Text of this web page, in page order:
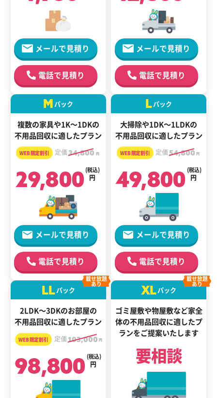
メールで見積り
電話で見積り
メールで見積り
電話で見積り
M パック
複数の家具や1K～1DKの
不用品回収に適したプラン
定価34,800 円
29,800 円
(税込)
メールで見積り
電話で見積り
Lパック
大掃除や1DK～1LDKの
不用品回収に適したプラン
定価54,800 円
49,800 円
(税込)
メールで見積り
電話で見積り
LLパック
2LDK～3DKのお部屋の
不用品回収に適したプラン
載せ放題
あり
定価103,000 円
98,800 円
(税込)
XLパック
ゴミ屋敷や物屋敷など家全
体の不用品回収に適したプ
ランをご提案いたします
載せ放題
あり
要相談